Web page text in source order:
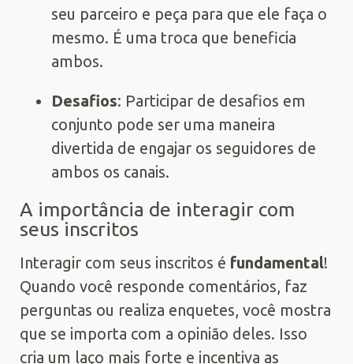
seu parceiro e peça para que ele faça o
mesmo. É uma troca que beneficia
ambos.
Desafios: Participar de desafios em
conjunto pode ser uma maneira
divertida de engajar os seguidores de
ambos os canais.
A importância de interagir com
seus inscritos
Interagir com seus inscritos é fundamental!
Quando você responde comentários, faz
perguntas ou realiza enquetes, você mostra
que se importa com a opinião deles. Isso
cria um laço mais forte e incentiva as